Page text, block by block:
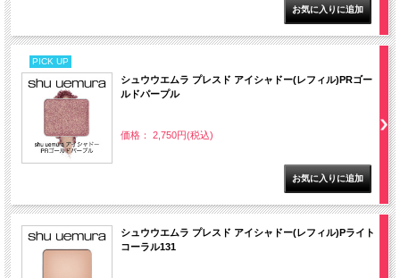
PICK UP
シュウウエムラ プレスド アイシャドー(レフィル)PRゴー
ルドパープル
価格： 2,750円(税込)
シュウウエムラ プレスド アイシャドー(レフィル)Pライト
コーラル131